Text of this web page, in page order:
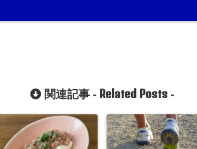
関連記事 - Related Posts-